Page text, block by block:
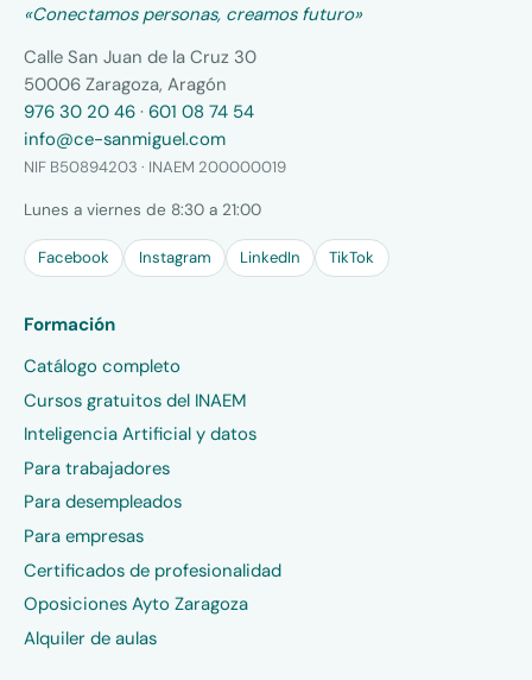
«Conectamos personas, creamos futuro»
Calle San Juan de la Cruz 30
50006 Zaragoza, Aragón
976 30 20 46 · 601 08 74 54
info@ce-sanmiguel.com
NIF B50894203 · INAEM 200000019
Lunes a viernes de 8:30 a 21:00
Facebook Instagram LinkedIn TikTok
Formación
Catálogo completo
Cursos gratuitos del INAEM
Inteligencia Artificial y datos
Para trabajadores
Para desempleados
Para empresas
Certificados de profesionalidad
Oposiciones Ayto Zaragoza
Alquiler de aulas